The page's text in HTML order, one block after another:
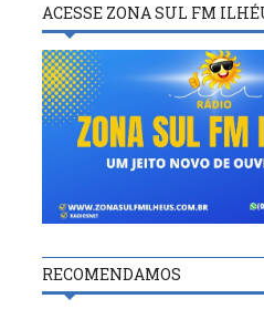
ACESSE ZONA SUL FM
RECOMENDAMOS